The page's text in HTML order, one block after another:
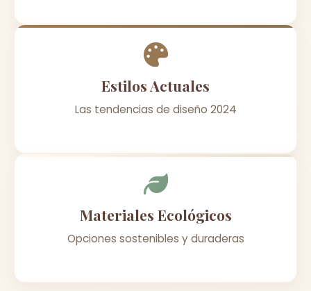
Estilos Actuales
Las tendencias de diseño 2024
Materiales Ecológicos
Opciones sostenibles y duraderas